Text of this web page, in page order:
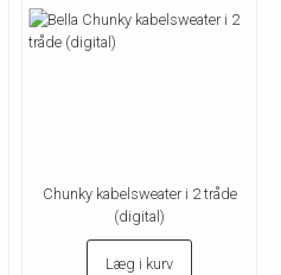
Chunky kabelsweater i 2 tråde
(digital)
Læg i kurv